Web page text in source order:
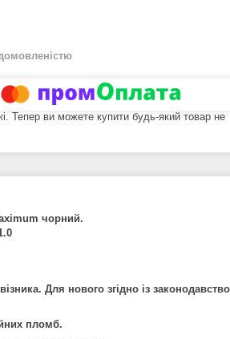
Тепер ви можете купити будь-який товар не
чорний.
ізника. Для нового згідно із
пломб.